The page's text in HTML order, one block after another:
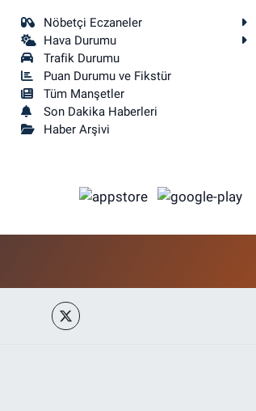
Nöbetçi Eczaneler
Hava Durumu
Trafik Durumu
Puan Durumu ve Fikstür
Tüm Manşetler
Son Dakika Haberleri
Haber Arşivi